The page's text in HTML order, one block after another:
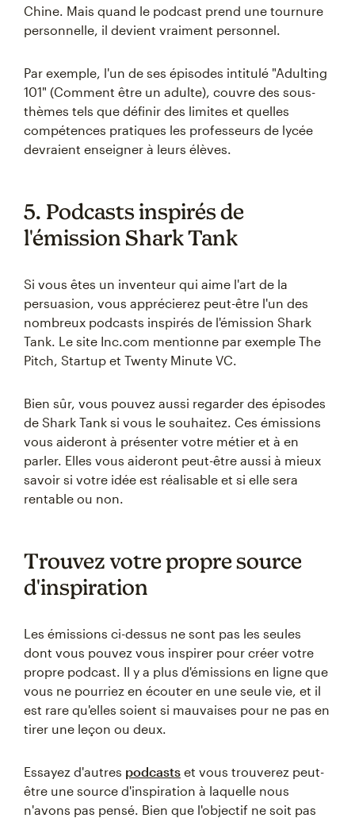
Chine. Mais quand le podcast prend une tournure
personnelle, il devient vraiment personnel.
Par exemple, l'un de ses épisodes intitulé "Adulting
101" (Comment être un adulte), couvre des sous-
thèmes tels que définir des limites et quelles
compétences pratiques les professeurs de lycée
devraient enseigner à leurs élèves.
5. Podcasts inspirés de
l'émission Shark Tank
Si vous êtes un inventeur qui aime l'art de la
persuasion, vous apprécierez peut-être l'un des
nombreux podcasts inspirés de l'émission Shark
Tank. Le site Inc.com mentionne par exemple The
Pitch, Startup et Twenty Minute VC.
Bien sûr, vous pouvez aussi regarder des épisodes
de Shark Tank si vous le souhaitez. Ces émissions
vous aideront à présenter votre métier et à en
parler. Elles vous aideront peut-être aussi à mieux
savoir si votre idée est réalisable et si elle sera
rentable ou non.
Trouvez votre propre source
d'inspiration
Les émissions ci-dessus ne sont pas les seules
dont vous pouvez vous inspirer pour créer votre
propre podcast. Il y a plus d'émissions en ligne que
vous ne pourriez en écouter en une seule vie, et il
est rare qu'elles soient si mauvaises pour ne pas en
tirer une leçon ou deux.
Essayez d'autres podcasts et vous trouverez peut-
être une source d'inspiration à laquelle nous
n'avons pas pensé. Bien que l'objectif ne soit pas